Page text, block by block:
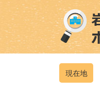
ジ
の
先
ュ
ー
を